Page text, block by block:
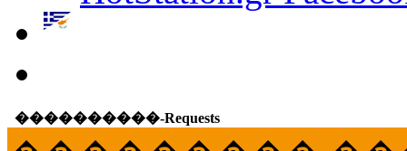
����������-Requests